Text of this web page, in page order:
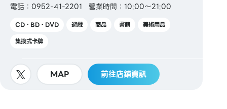
電話：0952-41-2201
營業時間：10:00～21:00
CD・BD・DVD 遊戲 商品 書籍
美術用品
集換式卡牌
MAP 前往店鋪資訊